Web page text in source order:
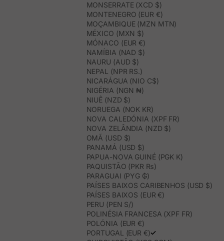
MONSERRATE (XCD $)
MONTENEGRO (EUR €)
MOÇAMBIQUE (MZN MTN)
MÉXICO (MXN $)
MÓNACO (EUR €)
NAMÍBIA (NAD $)
NAURU (AUD $)
NEPAL (NPR RS.)
NICARÁGUA (NIO C$)
NIGÉRIA (NGN ₦)
NIUÊ (NZD $)
NORUEGA (NOK KR)
NOVA CALEDÓNIA (XPF FR)
NOVA ZELÂNDIA (NZD $)
OMÃ (USD $)
PANAMÁ (USD $)
PAPUA-NOVA GUINÉ (PGK K)
PAQUISTÃO (PKR ₨)
PARAGUAI (PYG ₲)
PAÍSES BAIXOS CARIBENHOS (USD $)
PAÍSES BAIXOS (EUR €)
PERU (PEN S/)
POLINÉSIA FRANCESA (XPF FR)
POLÓNIA (EUR €)
PORTUGAL (EUR €)